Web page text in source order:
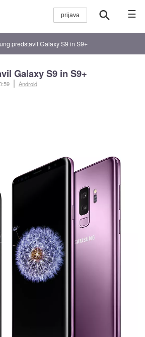
☰
predstavil Galaxy S9 in S9+
Galaxy S9 in S9+
Android